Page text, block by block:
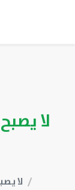
لا
لا